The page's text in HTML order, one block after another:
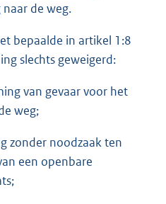
de weg.
bepaalde in artikel 1:8
slechts geweigerd:
van gevaar voor het
weg;
zonder noodzaak ten
een openbare